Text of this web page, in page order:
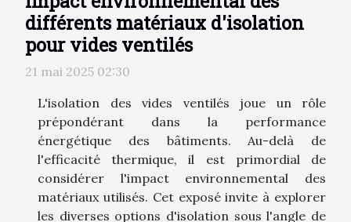
différents matériaux d'isolation
pour vides ventilés
21 mai 2025 02:30
L'isolation des vides ventilés joue un rôle
prépondérant dans la performance
énergétique des bâtiments. Au-delà de
l'efficacité thermique, il est primordial de
considérer l'impact environnemental des
matériaux utilisés. Cet exposé invite à explorer
les diverses options d'isolation sous l'angle de